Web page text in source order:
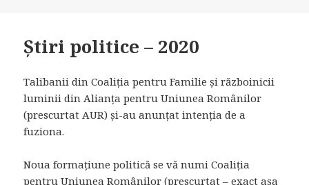
Știri politice – 2020
Talibanii din Coaliția pentru Familie și războinicii
luminii din Alianța pentru Uniunea Românilor
(prescurtat AUR) și-au anunțat intenția de a
fuziona.
Noua formațiune politică se vă numi Coaliția
pentru Uniunea Românilor (prescurtat – exact așa